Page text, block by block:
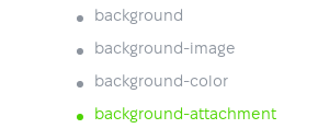
background
background-image
background-color
background-attachment